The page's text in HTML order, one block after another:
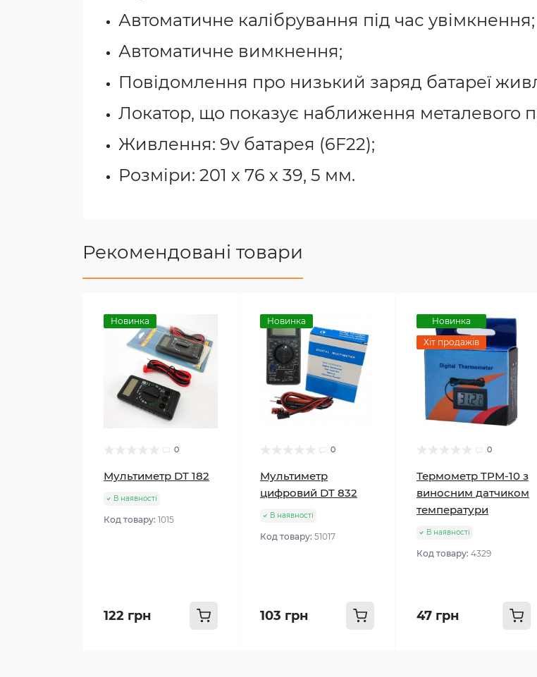
Автоматичне калібрування під час увімкнення;
Автоматичне вимкнення;
Повідомлення про низький заряд батареї
Локатор, що показує наближення металевого
Живлення: 9v батарея (6F22);
Розміри: 201 х 76 х 39, 5 мм.
Рекомендовані товари
Новинка
0
Мультиметр DT 182
В наявності
Код товару: 1015
122 грн
Новинка
0
Мультиметр
цифровий DT 832
В наявності
Код товару: 51017
103 грн
Новинка
Хіт продажів
0
Термометр TPM-10 з
виносним датчиком
температури
В наявності
Код товару: 4329
47 грн